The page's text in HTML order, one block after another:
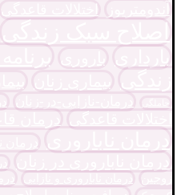
اختلالات قاعدگی
اصلاح سبک زندگی
بارداری باروری
زندگی
بیماری زنان
حاملگی
درمان-نازایی-در-زنان
اختلالات قاعدگی درمان
درمان ناباروری درمان
درمان ناباروری در زنان
زوجین
درمان ناباروری و نازایی